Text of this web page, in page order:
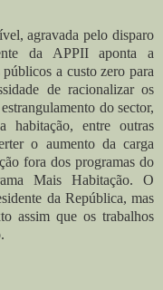
agravada pelo disparo
da APPII aponta a
a custo zero para
de racionalizar os
do sector,
entre outras
o aumento da carga
fora dos programas do
Mais Habitação. O
da República, mas
assim que os trabalhos